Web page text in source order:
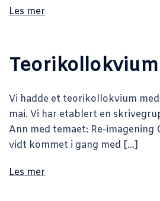
Les mer
Vi hadde et teorikollokvium
mai. Vi har etablert en
Ann med temaet: Re-imagening
vidt kommet i gang med […]
Les mer